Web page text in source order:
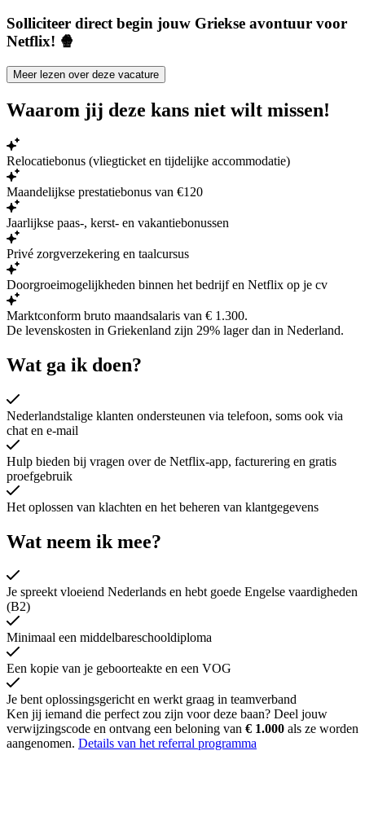
Solliciteer direct begin jouw Griekse avontuur voor
Netflix! 🍿
Meer lezen over deze vacature
Waarom jij deze kans niet wilt missen!
Relocatiebonus (vliegticket en tijdelijke accommodatie)
Maandelijkse prestatiebonus van €120
Jaarlijkse paas-, kerst- en vakantiebonussen
Privé zorgverzekering en taalcursus
Doorgroeimogelijkheden binnen het bedrijf en Netflix op je cv
Marktconform bruto maandsalaris van € 1.300.
De levenskosten in Griekenland zijn 29% lagerdan in Nederland.
Wat ga ik doen?
Nederlandstalige klanten ondersteunen via telefoon, soms ook via
chat en e-mail
Hulp bieden bij vragen over de Netflix-app, facturering en gratis
proefgebruik
Het oplossen van klachten en het beheren van klantgegevens
Wat neem ik mee?
Je spreekt vloeiend Nederlands en hebt goede Engelse vaardigheden
(B2)
Minimaal een middelbareschooldiploma
Een kopie van je geboorteakte en een VOG
Je bent oplossingsgericht en werkt graag in teamverband
Ken jij iemand die perfect zou zijn voor deze baan? Deel jouw
verwijzingscode en ontvang een beloning van € 1.000 als ze worden
aangenomen. Details van het referral programma